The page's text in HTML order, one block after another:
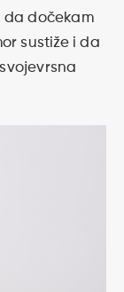
da dočekam
sustiže i da